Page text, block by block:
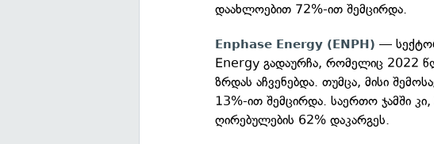
დაახლოებით 72%-ით შემცირდა.
Enphase Energy (ENPH) —
Energy გადაურჩა, რომელიც 2022
ზრდას აჩვენებდა. თუმცა, მისი
13%-ით შემცირდა. საერთო ჯამში კი,
ღირებულების 62% დაკარგეს.